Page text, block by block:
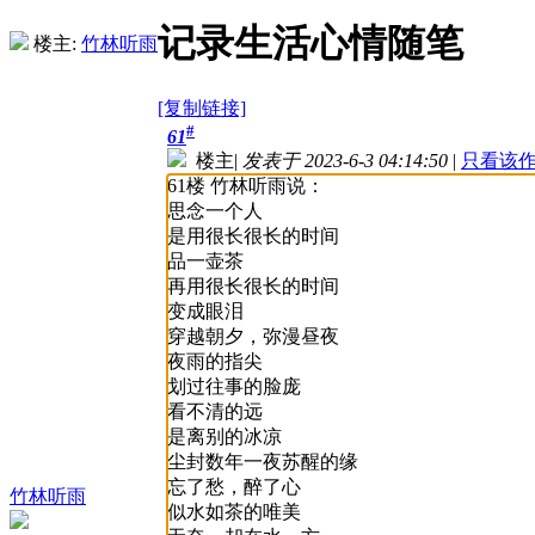
楼主: 竹林听雨记录生活心情随笔
[复制链接]
竹林听雨
61#
楼主| 发表于 2023-6-3 04:14:50 | 只看该
61楼 竹林听雨说：
思念一个人
是用很长很长的时间
品一壶茶
再用很长很长的时间
变成眼泪
穿越朝夕，弥漫昼夜
夜雨的指尖
划过往事的脸庞
看不清的远
是离别的冰凉
尘封数年一夜苏醒的缘
忘了愁，醉了心
似水如茶的唯美